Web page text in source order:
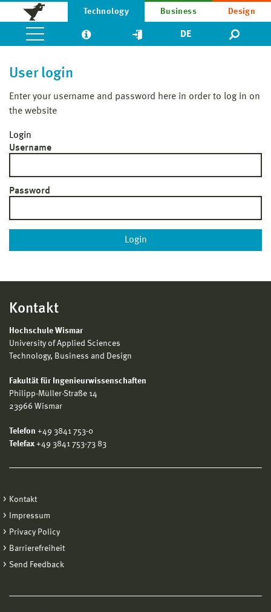
Technology Business Design
DE
User login
Enter your username and password here in order to log in on
the website
Login
Username
Password
Kontakt
Hochschule Wismar
University of Applied Sciences
Technology, Business and Design
Fakultät für Ingenieurwissenschaften
Philipp-Müller-Straße 14
23966 Wismar
Telefon +49 3841 753-0
Telefax +49 3841 753-73 83
Kontakt
Impressum
Privacy Policy
Barrierefreiheit
Send Feedback